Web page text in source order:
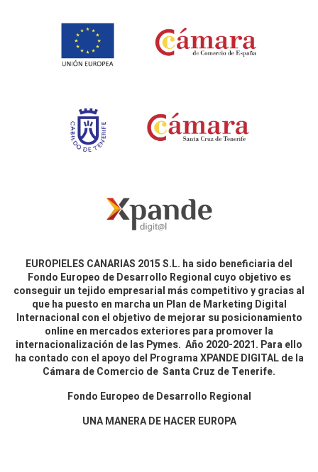
EUROPIELES CANARIAS 2015 S.L. ha sido beneficiaria del
Fondo Europeo de Desarrollo Regional cuyo objetivo es
conseguir un tejido empresarial más competitivo y gracias al
que ha puesto en marcha un Plan de Marketing Digital
Internacional con el objetivo de mejorar su posicionamiento
online en mercados exteriores para promover la
internacionalización de las Pymes. Año 2020-2021. Para ello
ha contado con el apoyo del Programa XPANDE DIGITAL de la
Cámara de Comercio de Santa Cruz de Tenerife.
Fondo Europeo de Desarrollo Regional
UNA MANERA DE HACER EUROPA